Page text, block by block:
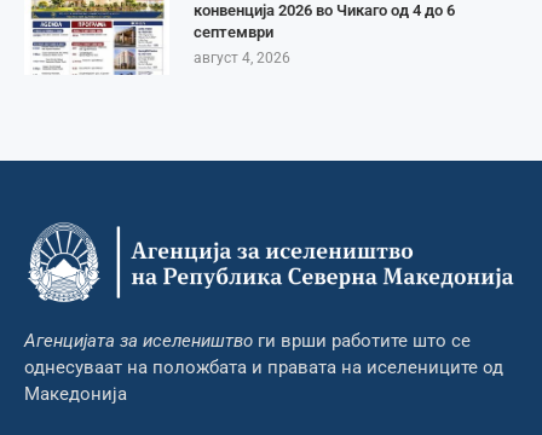
конвенција 2026 во Чикаго од 4 до 6
септември
август 4, 2026
Агенцијата за иселеништво ги врши работите што се
однесуваат на положбата и правата на иселениците од
Македонија